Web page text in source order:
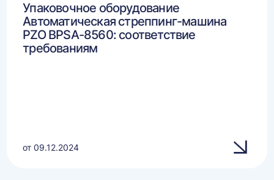
Упаковочное оборудование
Автоматическая стреппинг-машина
PZO BPSA-8560: соответствие
требованиям
от 09.12.2024